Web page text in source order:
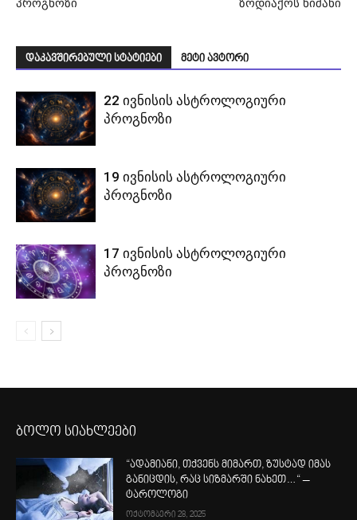
პროგნოზი ზოდიაქოს ნიშანი
დაკავშირებული სტატიები მეტი ავტორი
22 ივნისის ასტროლოგიური
პროგნოზი
19 ივნისის ასტროლოგიური
პროგნოზი
17 ივნისის ასტროლოგიური
პროგნოზი
ბოლო სიახლეები
“ადამიანი, თქვენს მიმართ, ზუსტად იმას
განიცდის, რაც სიზმარში ნახეთ…“ –
ტაროლოგი
ოქტომბერი 28, 2025